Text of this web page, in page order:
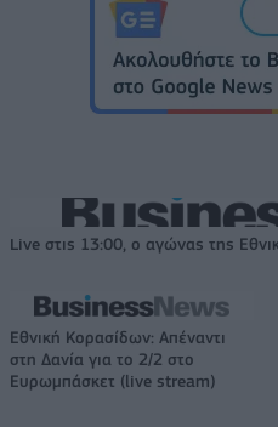
Live στις 13:00, ο αγώνας της
Εθνική Κορασίδων: Απέναντι
στη Δανία για το 2/2 στο
Ευρωμπάσκετ (live stream)